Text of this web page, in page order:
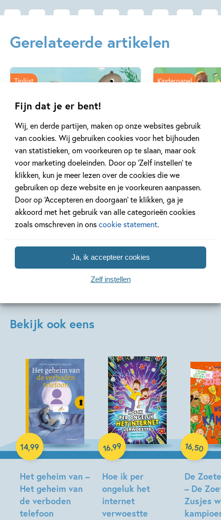
Fijn dat je er bent!
Wij, en derde partijen, maken op onze websites gebruik
van cookies. Wij gebruiken cookies voor het bijhouden
van statistieken, om voorkeuren op te slaan, maar ook
voor marketing doeleinden. Door op ‘Zelf instellen’ te
klikken, kun je meer lezen over de cookies die we
gebruiken op deze website en je voorkeuren aanpassen.
Door op ‘Accepteren en doorgaan’ te klikken, ga je
akkoord met het gebruik van alle categorieën cookies
zoals omschreven in onscookie statement.
Ja, ik accepteer cookies
Zelf instellen
Gerelateerde artikelen
2 JUNI 2026
De allerleukste boeken voor
Vaderdag!
Tiplijst
Lees meer
8 NOVEMBER 2025
Ons
‘Quinn en
Kinderpanel
Lees meer
Bekijk ook eens
Het geheim van –
Het geheim van
de verboden
telefoon
14,99
Hardcover
Hoe ik per
ongeluk het
internet
verwoestte
16,99
Hardcover
De
– De
Zusjes
16,50
Hardcover